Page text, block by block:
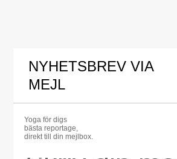
NYHETSBREV VIA
MEJL
Yoga för digs
bästa reportage,
direkt till din mejlbox.